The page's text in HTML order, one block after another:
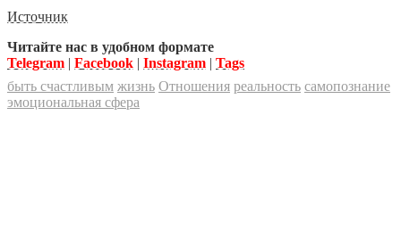
Источник
Читайте нас в удобном формате
Telegram | Facebook | Instagram | Tags
быть счастливым жизнь Отношения реальность самопознание
эмоциональная сфера